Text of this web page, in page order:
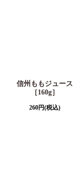
信州ももジュース
［160g］
260円(税込)